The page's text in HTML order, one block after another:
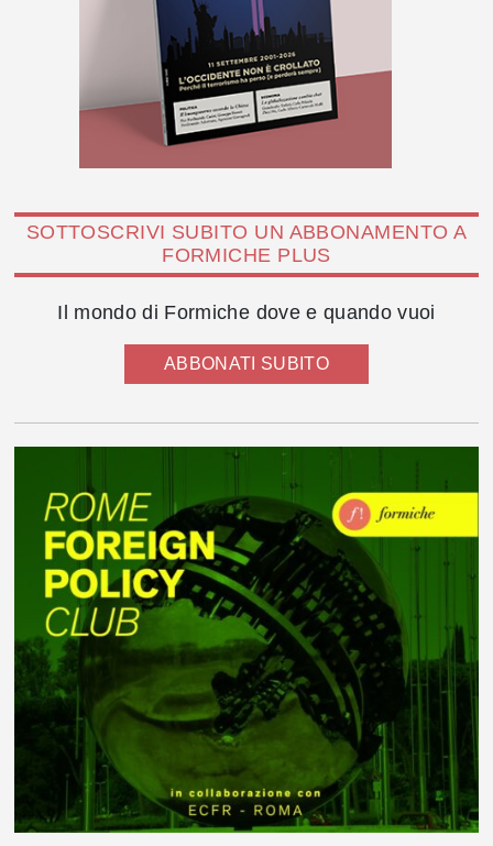
SOTTOSCRIVI SUBITO UN ABBONAMENTO A
FORMICHE PLUS
Il mondo di Formiche dove e quando vuoi
ABBONATI SUBITO